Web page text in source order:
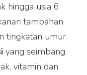
hingga usia 6
tambahan
tingkatan umur.
yang seimbang
vitamin dan